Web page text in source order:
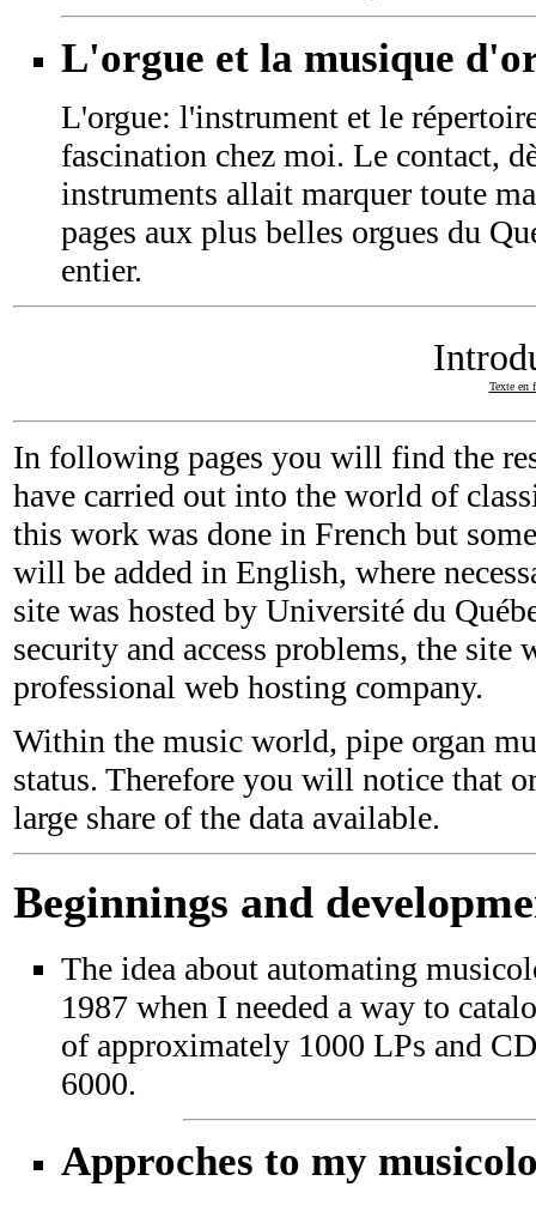
L'orgue et la musique
L'orgue: l'instrument et le
fascination chez moi. Le contact,
instruments allait marquer toute
pages aux plus belles orgues du
entier.
Texte en
In following pages you will find the
have carried out into the world of
this work was done in French but
will be added in English, where
site was hosted by Université du
security and access problems, the site
professional web hosting company.
Within the music world, pipe organ
status. Therefore you will notice that
large share of the data available.
Beginnings and
The idea about automating
1987 when I needed a way to
of approximately 1000 LPs and
6000.
Approches to my